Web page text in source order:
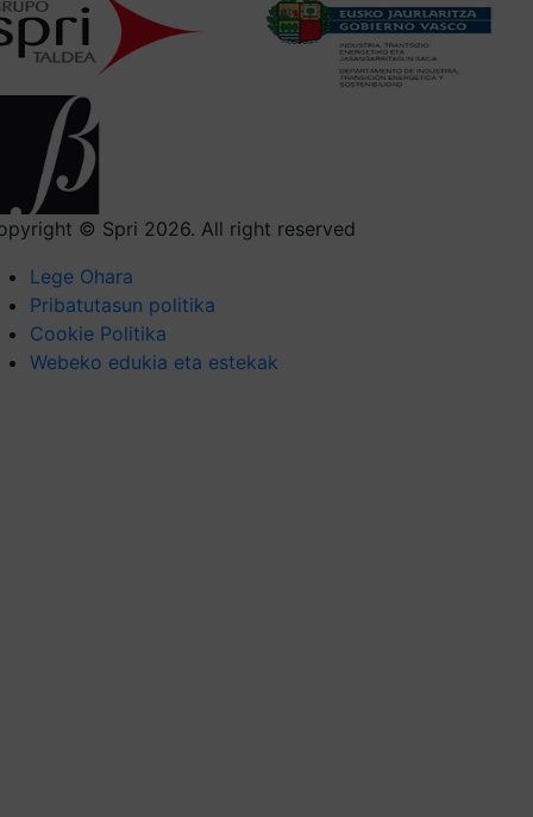
© Spri 2026. All right reserved
Lege Ohara
Pribatutasun politika
Cookie Politika
Webeko edukia eta estekak